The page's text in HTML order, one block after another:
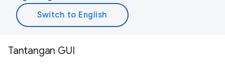
Tantangan GUI